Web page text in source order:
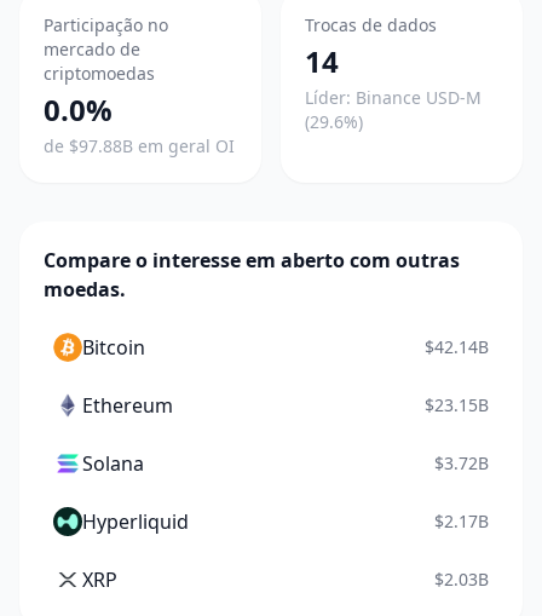
Participação no
mercado de
criptomoedas
0.0%
de $97.88B em geral OI
Trocas de dados
14
Líder: Binance USD-M
(29.6%)
Compare o interesse em aberto com outras
moedas.
Bitcoin $42.14B
Ethereum $23.15B
Solana $3.72B
Hyperliquid $2.17B
XRP $2.03B